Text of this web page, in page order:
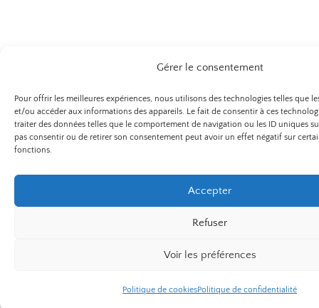
Gérer le consentement
Pour offrir les meilleures expériences, nous utilisons des technologies telles que
et/ou accéder aux informations des appareils. Le fait de consentir à ces
traiter des données telles que le comportement de navigation ou les ID uniques
pas consentir ou de retirer son consentement peut avoir un effet négatif sur
fonctions.
Accepter
Refuser
Voir les préférences
Politique de cookiesPolitique de confidentialité